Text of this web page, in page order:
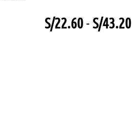
S/22.60-S/43.20